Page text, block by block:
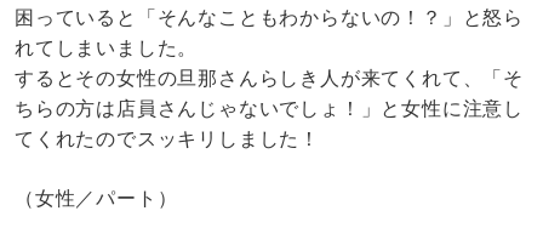
困っていると「そんなこともわからないの！？」と怒ら
れてしまいました。
するとその女性の旦那さんらしき人が来てくれて、「そ
ちらの方は店員さんじゃないでしょ！」と女性に注意し
てくれたのでスッキリしました！
（女性／パート）